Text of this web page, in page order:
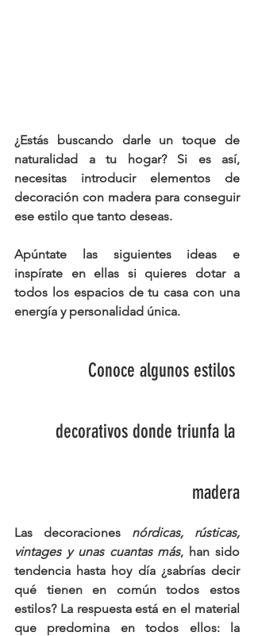
¿Estás buscando darle un toque de
naturalidad a tu hogar? Si es así,
decoración con madera para conseguir
ese estilo que tanto deseas.
Apúntate las siguientes ideas e
inspírate en ellas si quieres dotar a
todos los espacios de tu casa con una
energía y personalidad única.
Conoce algunos estilos
decorativos donde triunfa la
madera
Las decoraciones nórdicas, rústicas,
vintages y unas cuantas más
tendencia hasta hoy día ¿sabrías decir
qué tienen en común todos estos
estilos? La respuesta está en el material
que predomina en todos ellos: la